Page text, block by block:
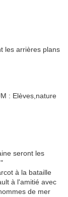
les arrières plans
: Elèves,nature
seront les
à la bataille
à l'amitié avec
de mer